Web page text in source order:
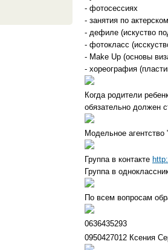
- фотосессиях
- занятия по
- дефиле (искуство
- фотокласс
- Make Up (основы
- хореография
Когда родители
обязательно должен
Модельное
Группа в контакте
Группа в
По всем вопросам
0636435293
0950427012 Ксения